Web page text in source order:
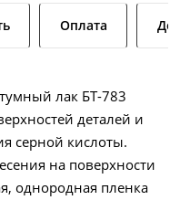
Оплата
лак БТ-783
деталей и
серной кислоты.
на поверхности
однородная пленка